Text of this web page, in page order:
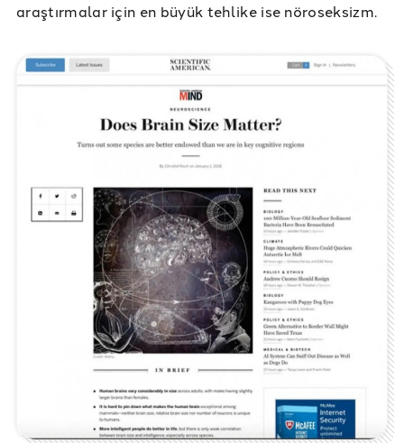
araştırmalar için en büyük tehlike ise nöroseksizm.